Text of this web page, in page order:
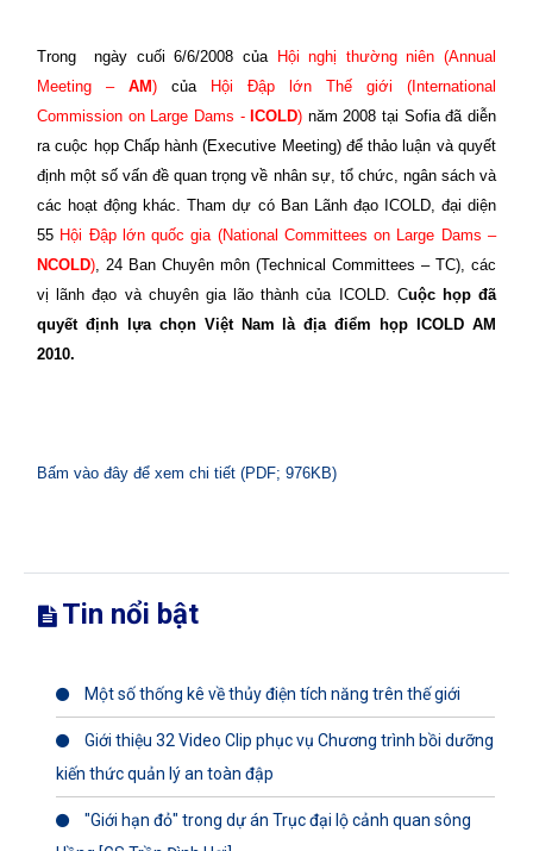
Trong ngày cuối 6/6/2008 của Hội nghị thường niên (Annual
Meeting – AM) của
Hội Đập lớn Thế giới (International
Commission on Large Dams - ICOLD) năm 2008 tại Sofia đã diễn
ra cuộc họp Chấp hành (Executive Meeting) để thảo luận và quyết
định một số vấn đề quan trọng về nhân sự, tổ chức, ngân sách và
các hoạt động khác. Tham dự có Ban Lãnh đạo ICOLD, đại diện
55 Hội Đập lớn quốc gia (National Committees on Large Dams –
NCOLD), 24 Ban Chuyên môn (Technical Committees – TC), các
vị lãnh đạo và chuyên gia lão thành của ICOLD. Cuộc họp đã
quyết định lựa chọn Việt Nam là địa điểm họp ICOLD AM
2010.
Bấm vào đây để xem chi tiết (PDF; 976KB)
Tin nổi bật
Một số thống kê về thủy điện tích năng trên thế giới
Giới thiệu 32 Video Clip phục vụ Chương trình bồi dưỡng
kiến thức quản lý an toàn đập
"Giới hạn đỏ" trong dự án Trục đại lộ cảnh quan sông